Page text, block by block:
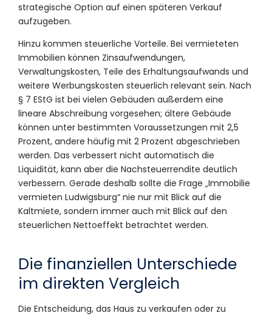
strategische Option auf einen späteren Verkauf
aufzugeben.
Hinzu kommen steuerliche Vorteile. Bei vermieteten
Immobilien können Zinsaufwendungen,
Verwaltungskosten, Teile des Erhaltungsaufwands und
weitere Werbungskosten steuerlich relevant sein. Nach
§ 7 EStG ist bei vielen Gebäuden außerdem eine
lineare Abschreibung vorgesehen; ältere Gebäude
können unter bestimmten Voraussetzungen mit 2,5
Prozent, andere häufig mit 2 Prozent abgeschrieben
werden. Das verbessert nicht automatisch die
Liquidität, kann aber die Nachsteuerrendite deutlich
verbessern. Gerade deshalb sollte die Frage „Immobilie
vermieten Ludwigsburg“ nie nur mit Blick auf die
Kaltmiete, sondern immer auch mit Blick auf den
steuerlichen Nettoeffekt betrachtet werden.
Die finanziellen Unterschiede
im direkten Vergleich
Die Entscheidung, das Haus zu verkaufen oder zu